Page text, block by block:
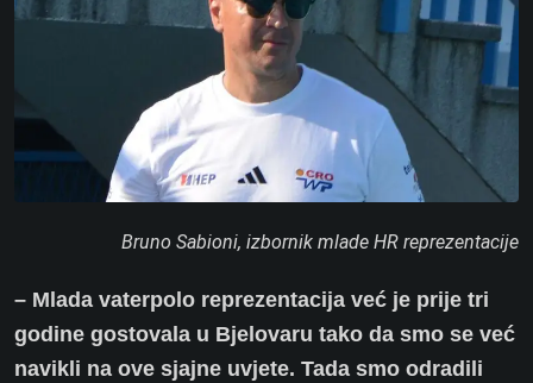
Bruno Sabioni, izbornik mlade HR reprezentacije
– Mlada vaterpolo reprezentacija već je prije tri
godine gostovala u Bjelovaru tako da smo se već
navikli na ove sjajne uvjete. Tada smo odradili